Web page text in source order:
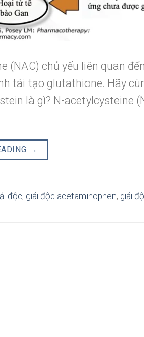
(NAC) chủ yếu liên quan
tái tạo glutathione. Hãy
là gì? N-acetylcysteine
→
độc, giải độc acetaminophen, giải